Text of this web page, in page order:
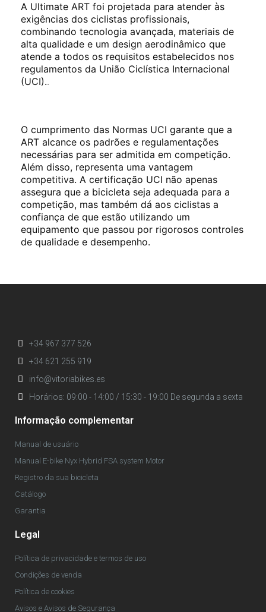
A Ultimate ART foi projetada para atender às
exigências dos ciclistas profissionais,
combinando tecnologia avançada, materiais de
alta qualidade e um design aerodinâmico que
atende a todos os requisitos estabelecidos nos
regulamentos da União Ciclística Internacional
(UCI)..
O cumprimento das Normas UCI garante que a
ART alcance os padrões e regulamentações
necessárias para ser admitida em competição.
Além disso, representa uma vantagem
competitiva. A certificação UCI não apenas
assegura que a bicicleta seja adequada para a
competição, mas também dá aos ciclistas a
confiança de que estão utilizando um
equipamento que passou por rigorosos controles
de qualidade e desempenho.
+34 967 377 526
+34 621 255 919
info@vitoriabikes.es
Horários: 09:00 - 14:00 / 15:30 - 19:00 De segunda a sexta
Informação complementar
Manual de usuário
Manual E-bike Nyx Hybrid FSA system Motor
Registro da sua bicicleta
Catálogo
Garantia
Legal
Política de privacidade e termos de uso
Condições de venda
Política de cookies
Avisos e Avisos de Segurança